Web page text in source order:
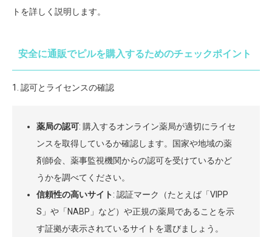
トを詳しく説明します。
安全に通販でピルを購入するためのチェックポイント
1. 認可とライセンスの確認
薬局の認可: 購入するオンライン薬局が適切にライセ
ンスを取得しているか確認します。国家や地域の薬
剤師会、薬事監視機関からの認可を受けているかど
うかを調べてください。
信頼性の高いサイト: 認証マーク（たとえば「VIPP
S」や「NABP」など）や正規の薬局であることを示
す証拠が表示されているサイトを選びましょう。